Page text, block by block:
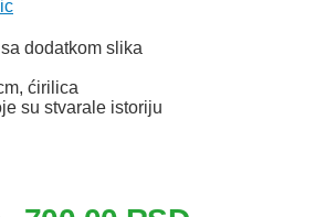
dodatkom slika
ćirilica
su stvarale istoriju